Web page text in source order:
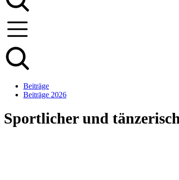
Beiträge
Beiträge 2026
Sportlicher und